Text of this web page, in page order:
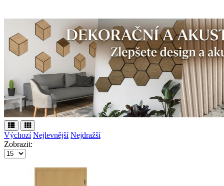
Výchozí Nejlevnější Nejdražší
Zobrazit: